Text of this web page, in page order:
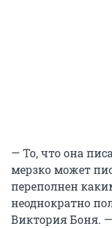
— То, что она
мерзко может
переполнен
неоднократно
Виктория Боня.